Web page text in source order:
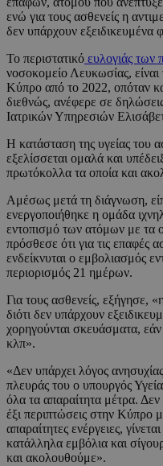
ενώ για τους ασθενείς η
δεν υπάρχουν εξειδικευμένα
Το περιστατικό ευλογιάς των
νοσοκομείο Λευκωσίας,
Κύπρο από το 2022, οπόταν
διεθνώς, ανέφερε σε
Ιατρικών Υπηρεσιών
Η κατάσταση της υγείας του
εξελίσσεται ομαλά και
πρωτόκολλα τα οποία και
Αμέσως μετά τη διάγνωση,
ενεργοποιήθηκε η ομάδα
εντοπισμό των ατόμων με τα
πρόσθεσε ότι για τις επαφές
ενδείκνυται ο εμβολιασμός
περιορισμός 21 ημέρων.
Για τους ασθενείς, εξήγησε,
διότι δεν υπάρχουν
χορηγούνται σκευάσματα, εάν
κλπ».
«Δεν υπάρχει λόγος
πλευράς του ο υπουργός
όλα τα απαραίτητα μέτρα.
έξι περιπτώσεις στην Κύπρο
απαραίτητες ενέργειες,
κατάλληλα εμβόλια και
και ακολουθούμε».